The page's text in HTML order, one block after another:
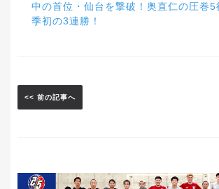
中の首位・仙台を撃破！奥直仁の圧巻5
季初の3連勝！
<< 前の記事へ